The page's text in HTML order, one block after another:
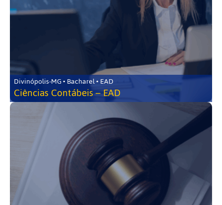
Divinópolis-MG • Bacharel • EAD
Ciências Contábeis – EAD